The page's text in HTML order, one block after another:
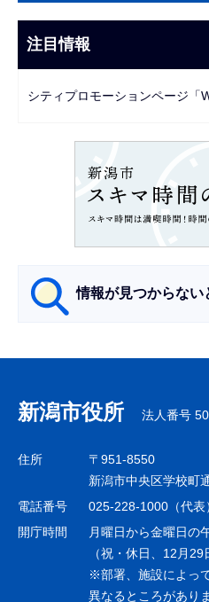
こ
ま
で
ビ
ー
注目情報
シティプロモーションページ「
情報が見つからない
ナ
ビ
ゲ
シ
ョ
新潟市役所 法人番号
住所
〒951-8550
新潟市中央区学校町
電話番号
025-228-1000（代表
開庁時間
月曜日から金曜日の
（祝・休日、12月29
※部署、施設によっ
異なるところがあり